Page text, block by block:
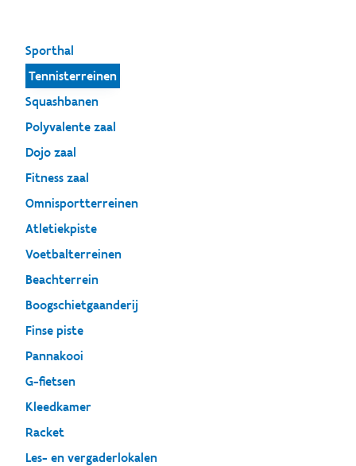
Sporthal
Tennisterreinen
Squashbanen
Polyvalente zaal
Dojo zaal
Fitness zaal
Omnisportterreinen
Atletiekpiste
Voetbalterreinen
Beachterrein
Boogschietgaanderij
Finse piste
Pannakooi
G-fietsen
Kleedkamer
Racket
Les- en vergaderlokalen